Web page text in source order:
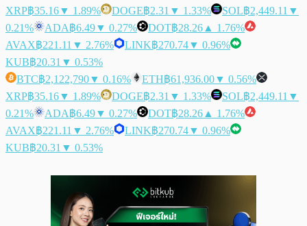
XRP฿35.16▼ 1.89% DOGE฿2.31 ▼ 1.33% SOL฿2,449.11 ▼
0.21%
ADA฿6.49▼ 0.27% DOT฿28.26 ▲ 1.76%
AVAX฿221.11 ▼ 2.76% LINK฿270.74▼ 0.96%
KUB฿20.31 ▼ 0.53%
BTC฿2,122,790▼ 0.16% ETH฿61,936.00▼ 0.56%
XRP฿35.16▼ 1.89% DOGE฿2.31 ▼ 1.33% SOL฿2,449.11 ▼
0.21%
ADA฿6.49▼ 0.27% DOT฿28.26 ▲ 1.76%
AVAX฿221.11 ▼ 2.76% LINK฿270.74▼ 0.96%
KUB฿20.31 ▼ 0.53%